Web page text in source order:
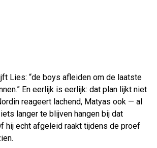
Lies: “de boys afleiden om de laatste
En eerlijk is eerlijk: dat plan lijkt niet
reageert lachend, Matyas ook — al
langer te blijven hangen bij dat
hij echt afgeleid raakt tijdens de proef